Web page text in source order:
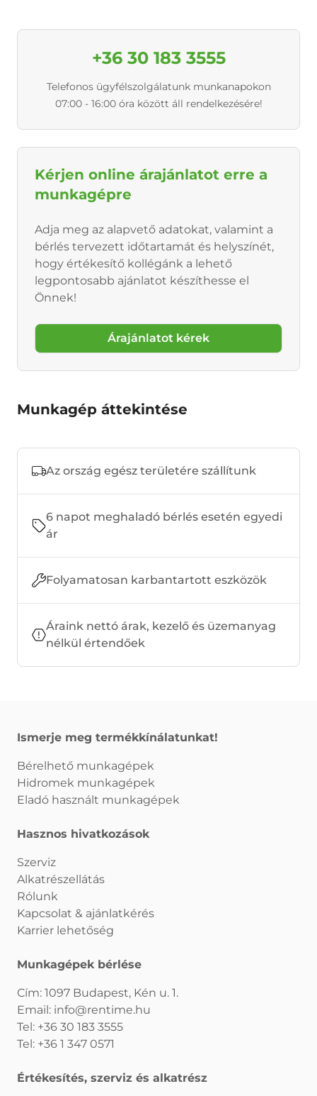
+36 30 183 3555
Telefonos ügyfélszolgálatunk munkanapokon
07:00 - 16:00 óra között áll rendelkezésére!
Kérjen online árajánlatot erre a
munkagépre
Adja meg az alapvető adatokat, valamint a
bérlés tervezett időtartamát és helyszínét,
hogy értékesítő kollégánk a lehető
legpontosabb ajánlatot készíthesse el
Önnek!
Árajánlatot kérek
Munkagép áttekintése
Az ország egész területére szállítunk
6 napot meghaladó bérlés esetén egyedi
ár
Folyamatosan karbantartott eszközök
Áraink nettó árak, kezelő és üzemanyag
nélkül értendőek
Ismerje meg termékkínálatunkat!
Bérelhető munkagépek
Hidromek munkagépek
Eladó használt munkagépek
Hasznos hivatkozások
Szerviz
Alkatrészellátás
Rólunk
Kapcsolat & ajánlatkérés
Karrier lehetőség
Munkagépek bérlése
Cím: 1097 Budapest, Kén u. 1.
Email: info@rentime.hu
Tel: +36 30 183 3555
Tel: +36 1 347 0571
Értékesítés, szerviz és alkatrész